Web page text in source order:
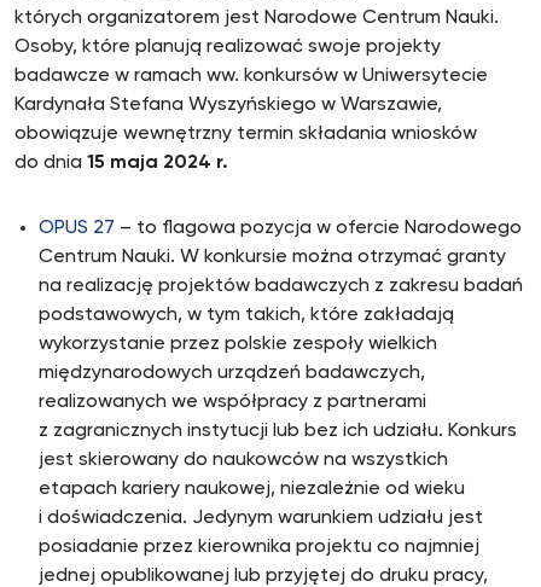
których organizatorem jest Narodowe Centrum Nauki.
Osoby, które planują realizować swoje projekty
badawcze w ramach ww. konkursów w Uniwersytecie
Kardynała Stefana Wyszyńskiego w Warszawie,
obowiązuje wewnętrzny termin składania wniosków
do dnia 15 maja 2024 r.
OPUS 27 – to flagowa pozycja w ofercie Narodowego
Centrum Nauki. W konkursie można otrzymać granty
na realizację projektów badawczych z zakresu badań
podstawowych, w tym takich, które zakładają
wykorzystanie przez polskie zespoły wielkich
międzynarodowych urządzeń badawczych,
realizowanych we współpracy z partnerami
z zagranicznych instytucji lub bez ich udziału. Konkurs
jest skierowany do naukowców na wszystkich
etapach kariery naukowej, niezależnie od wieku
i doświadczenia. Jedynym warunkiem udziału jest
posiadanie przez kierownika projektu co najmniej
jednej opublikowanej lub przyjętej do druku pracy,